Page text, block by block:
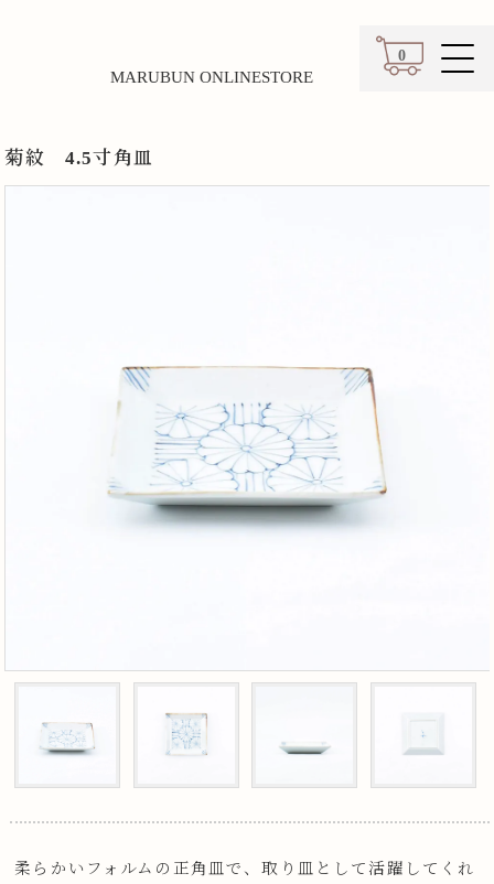
0
カート
MARUBUN ONLINESTORE
菊紋 4.5寸角皿
柔らかいフォルムの正角皿で、取り皿として活躍してくれ